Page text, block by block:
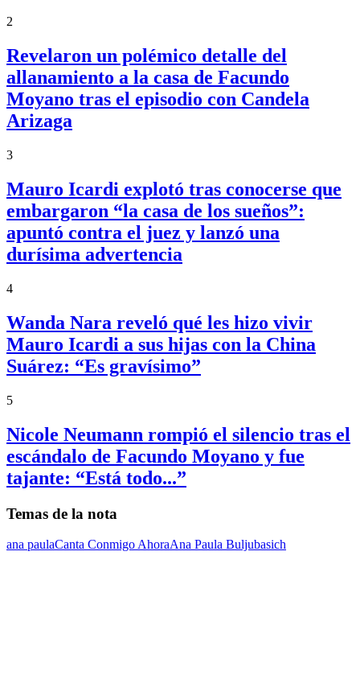
2
Revelaron un polémico detalle del
allanamiento a la casa de Facundo
Moyano tras el episodio con Candela
Arizaga
3
Mauro Icardi explotó tras conocerse que
embargaron “la casa de los sueños”:
apuntó contra el juez y lanzó una
durísima advertencia
4
Wanda Nara reveló qué les hizo vivir
Mauro Icardi a sus hijas con la China
Suárez: “Es gravísimo”
5
Nicole Neumann rompió el silencio tras el
escándalo de Facundo Moyano y fue
tajante: “Está todo...”
Temas de la nota
ana paulaCanta Conmigo AhoraAna Paula Buljubasich